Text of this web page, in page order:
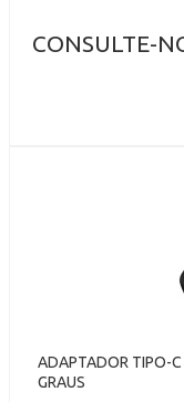
CONSULTE-
ADAPTADOR TIPO-
GRAUS